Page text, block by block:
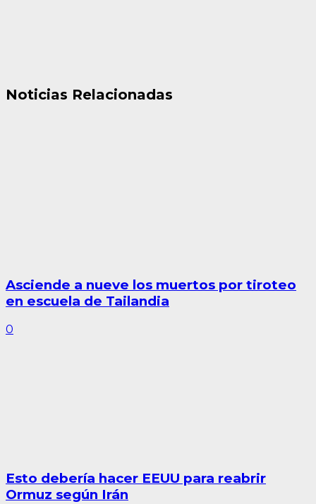
Noticias Relacionadas
Asciende a nueve los muertos por tiroteo
en escuela de Tailandia
0
Esto debería hacer EEUU para reabrir
Ormuz según Irán